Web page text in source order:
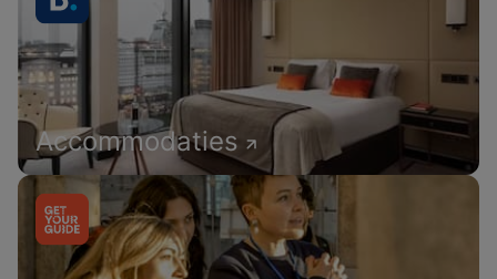
Accommodaties